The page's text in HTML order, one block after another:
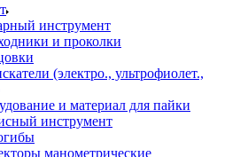
инструмент
и проколки
(электро., ультрофиолет.,
и материал для пайки
инструмент
манометрические